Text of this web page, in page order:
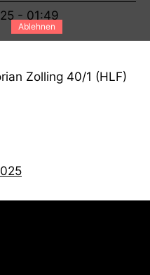
- 01:49
Zolling 40/1 (HLF)
Ablehnen